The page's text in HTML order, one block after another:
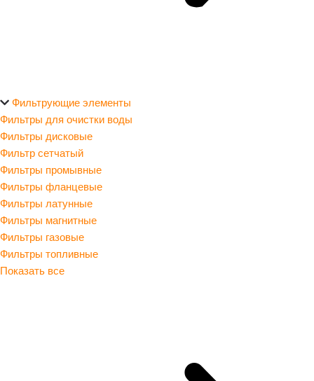
Фильтрующие элементы
Фильтры для очистки воды
Фильтры дисковые
Фильтр сетчатый
Фильтры промывные
Фильтры фланцевые
Фильтры латунные
Фильтры магнитные
Фильтры газовые
Фильтры топливные
Показать все